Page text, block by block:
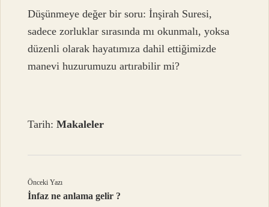
Düşünmeye değer bir soru: İnşirah Suresi,
sadece zorluklar sırasında mı okunmalı, yoksa
düzenli olarak hayatımıza dahil ettiğimizde
manevi huzurumuzu artırabilir mi?
Tarih:Makaleler
Önceki Yazı
İnfaz ne anlama gelir ?